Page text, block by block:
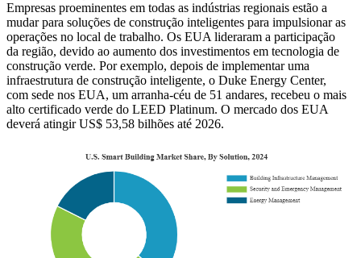
Empresas proeminentes em todas as indústrias regionais estão a
mudar para soluções de construção inteligentes para impulsionar as
operações no local de trabalho. Os EUA lideraram a participação
da região, devido ao aumento dos investimentos em tecnologia de
construção verde. Por exemplo, depois de implementar uma
infraestrutura de construção inteligente, o Duke Energy Center,
com sede nos EUA, um arranha-céu de 51 andares, recebeu o mais
alto certificado verde do LEED Platinum. O mercado dos EUA
deverá atingir US$ 53,58 bilhões até 2026.